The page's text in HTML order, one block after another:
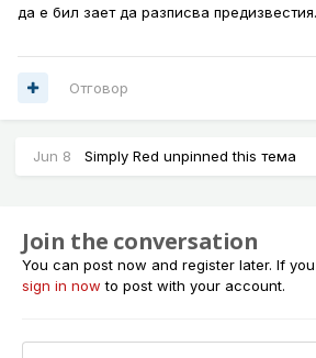
да е бил зает да разписва
Отговор
Jun 8 Simply Red unpinned this тема
Join the conversation
You can post now and register later. If
sign in now to post with your account.